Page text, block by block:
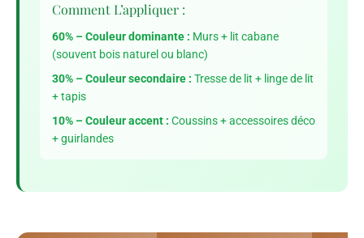
Comment L’appliquer :
60% – Couleur dominante : Murs + lit cabane
(souvent bois naturel ou blanc)
30% – Couleur secondaire : Tresse de lit + linge de lit
+ tapis
10% – Couleur accent : Coussins + accessoires déco
+ guirlandes